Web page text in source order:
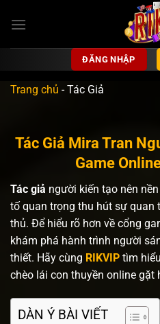
qua
ĐĂNG NHẬP
Trang chủ -Tác Giả
Tác Giả Mira Tran
Game
Tác giả người kiến tạo nên
tố quan trọng thu hút sự quan
thủ. Để hiểu rõ hơn về cổng
khám phá hành trình người
thiết. Hãy cùng RIKVIP tìm
chèo lái con thuyền online gặt
DÀN Ý BÀI VIẾT